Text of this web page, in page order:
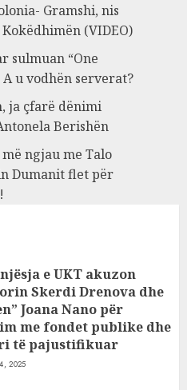
Gramshi, nis
(VIDEO)
sulmuan “One
u vodhën serverat?
ja çfarë dënimi
Berishën
ngjau me Talo
Dumanit flet për
e UKT akuzon
Skerdi Drenova dhe
Joana Nano për
me fondet publike dhe
të pajustifikuar
2025